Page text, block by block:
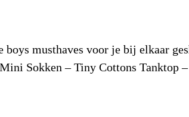
musthaves voor je bij elkaar
Sokken – Tiny Cottons Tanktop